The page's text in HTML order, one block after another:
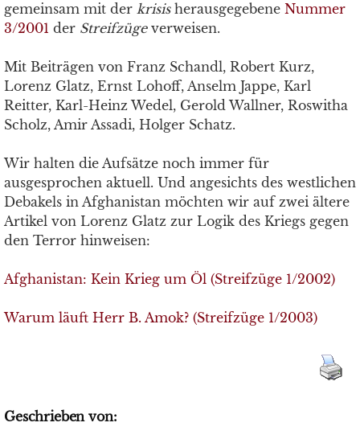
gemeinsam mit der krisisherausgegebene Nummer
3/2001 der Streifzügeverweisen.
Mit Beiträgen von Franz Schandl, Robert Kurz,
Lorenz Glatz, Ernst Lohoff, Anselm Jappe, Karl
Reitter, Karl-Heinz Wedel, Gerold Wallner, Roswitha
Scholz, Amir Assadi, Holger Schatz.
Wir halten die Aufsätze noch immer für
ausgesprochen aktuell. Und angesichts des westlichen
Debakels in Afghanistan möchten wir auf zwei ältere
Artikel von Lorenz Glatz zur Logik des Kriegs gegen
den Terror hinweisen:
Afghanistan: Kein Krieg um Öl (Streifzüge 1/2002)
Warum läuft Herr B. Amok? (Streifzüge 1/2003)
Geschrieben von: